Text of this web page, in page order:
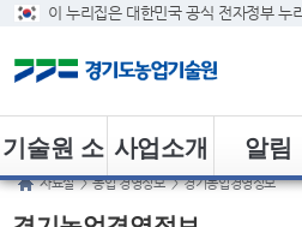
이 누리집은 대한민국 공식 전자정부 누
알림
사업소개
기술원 소
개
자료실 > 농업 경영정보 > 경기농업경영정보